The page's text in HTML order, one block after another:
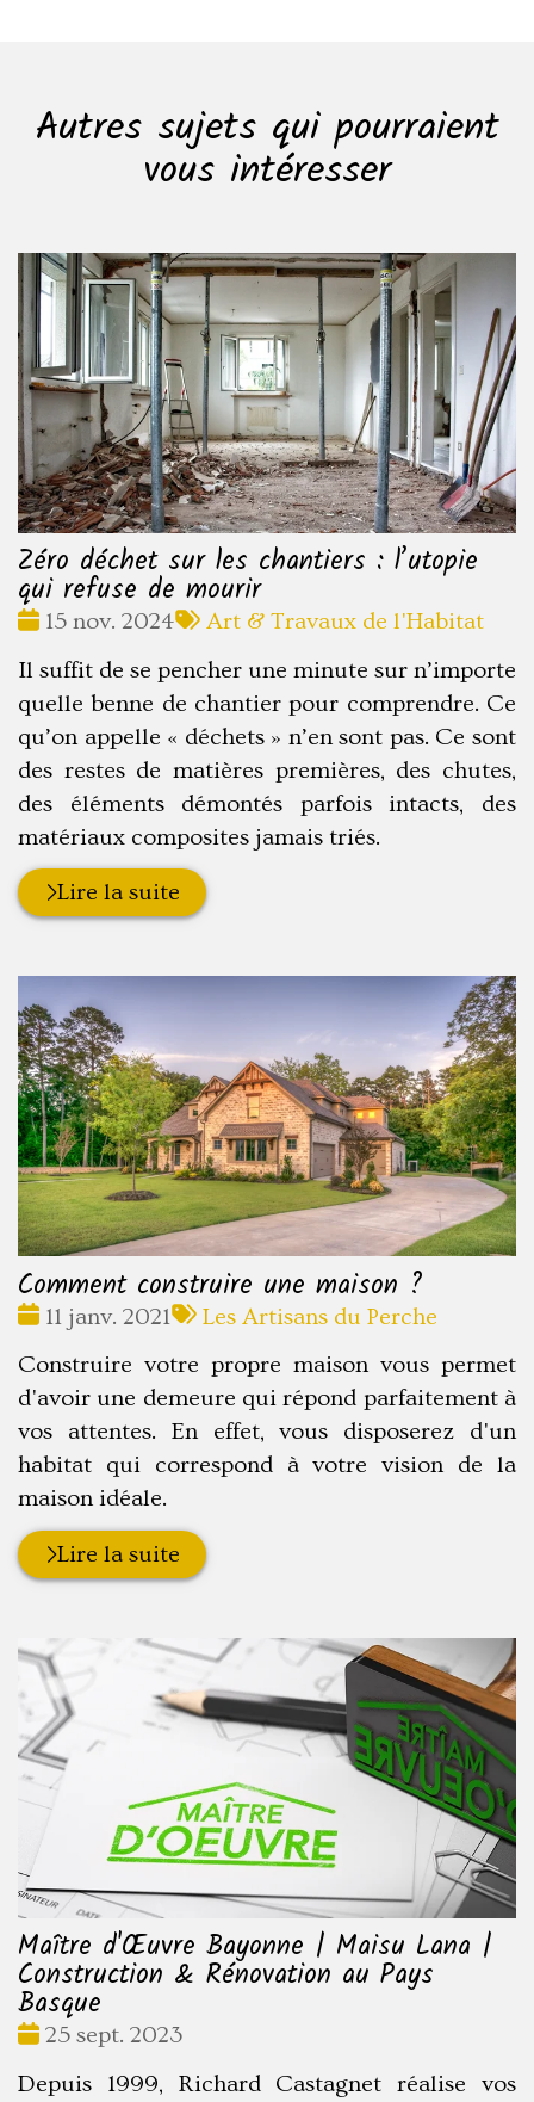
Autres sujets qui pourraient
vous intéresser
Zéro déchet sur les chantiers : l’utopie
qui refuse de mourir
Date
15 nov. 2024
Tags
Art & Travaux de l'Habitat
Il suffit de se pencher une minute sur n’importe
quelle benne de chantier pour comprendre. Ce
qu’on appelle « déchets » n’en sont pas. Ce sont
des restes de matières premières, des chutes,
des éléments démontés parfois intacts, des
matériaux composites jamais triés.
Lire la suite
Comment construire une maison ?
Date
11 janv. 2021
Tags
Les Artisans du Perche
Construire votre propre maison vous permet
d'avoir une demeure qui répond parfaitement à
vos attentes. En effet, vous disposerez d'un
habitat qui correspond à votre vision de la
maison idéale.
Lire la suite
Maître d'Œuvre Bayonne | Maisu Lana |
Construction & Rénovation au Pays
Basque
Date
25 sept. 2023
Depuis 1999, Richard Castagnet réalise vos